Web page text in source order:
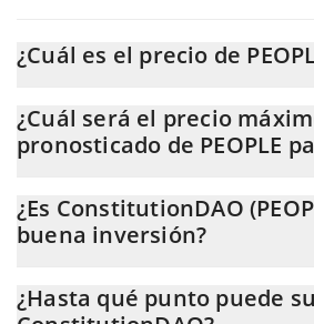
¿Cuál es el precio de
una capitalización de mercado de
¿Cuál será el precio
pronosticado de PEOPLE
$0,0072149295 a finales de 2026.
¿Es ConstitutionDAO
buena inversión?
las previsiones pueden estar
¿Hasta qué punto puede